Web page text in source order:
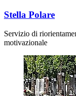
Stella Polare
Servizio di
motivazionale